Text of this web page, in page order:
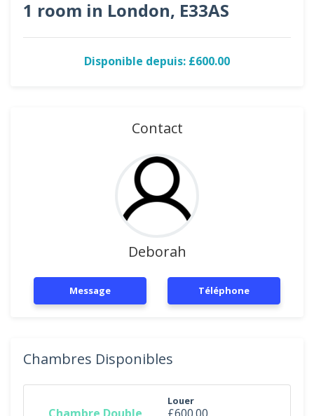
1 room in London, E33AS
Disponible depuis: £600.00
Contact
Deborah
Message Téléphone
Chambres Disponibles
Chambre Double
Louer